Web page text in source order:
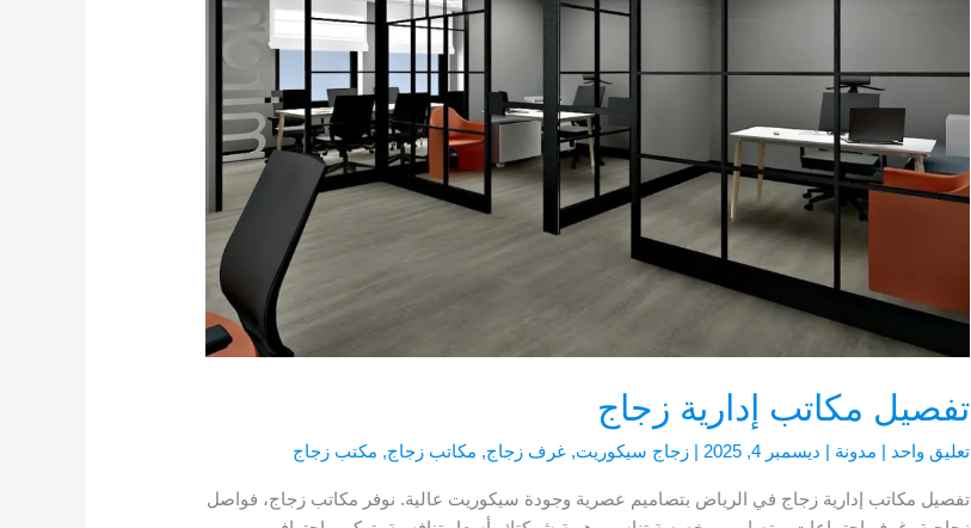
تفصيل مكاتب إدارية زجاج
تعليق واحد | مدونة | ديسمبر 4, 2025 |زجاج سيكوريت,غرف زجاج, مكاتب زجاج, مكتب زجاج
تفصيل مكاتب إدارية زجاج في الرياض بتصاميم عصرية وجودة سيكوريت عالية. نوفر مكاتب زجاج، فواصل